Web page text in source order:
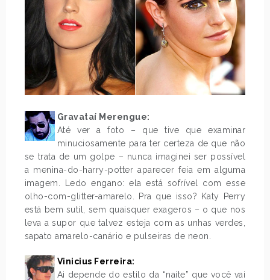
Gravataí Merengue:
Até ver a foto – que tive que examinar
minuciosamente para ter certeza de que não
se trata de um golpe – nunca imaginei ser possível
a menina-do-harry-potter aparecer feia em alguma
imagem. Ledo engano: ela está sofrível com esse
olho-com-glitter-amarelo. Pra que isso? Katy Perry
está bem sutil, sem quaisquer exageros – o que nos
leva a supor que talvez esteja com as unhas verdes,
sapato amarelo-canário e pulseiras de neon.
Vinicius Ferreira:
Ai depende do estilo da “naite” que você vai